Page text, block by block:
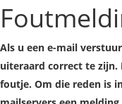
Als u een e-mail
uiteraard correct te zijn.
foutje. Om die reden is